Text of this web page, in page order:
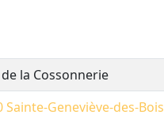
la Cossonnerie
Sainte-Geneviève-des-Bois